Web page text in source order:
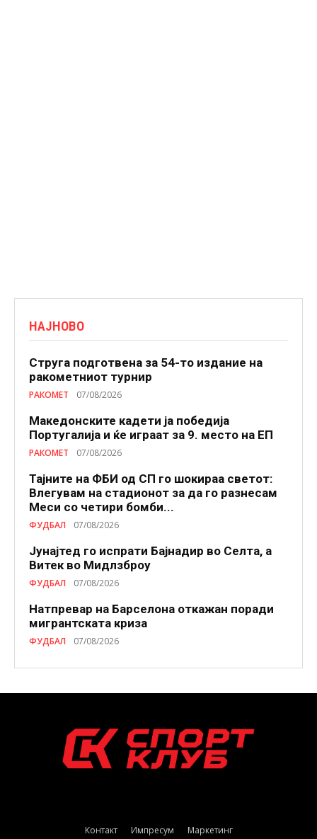
НАЈНОВО
Струга подготвена за 54-то издание на
ракометниот турнир
РАКОМЕТ 07/08/2026
Македонските кадети ја победија
Португалија и ќе играат за 9. место на ЕП
РАКОМЕТ 07/08/2026
Тајните на ФБИ од СП го шокираа светот:
Влегувам на стадионот за да го разнесам
Меси со четири бомби...
ФУДБАЛ 07/08/2026
Јунајтед го испрати Бајнадир во Селта, а
Витек во Мидлзброу
ФУДБАЛ 07/08/2026
Натпревар на Барселона откажан поради
мигрантската криза
ФУДБАЛ 07/08/2026
Контакт Импресум Маркетинг